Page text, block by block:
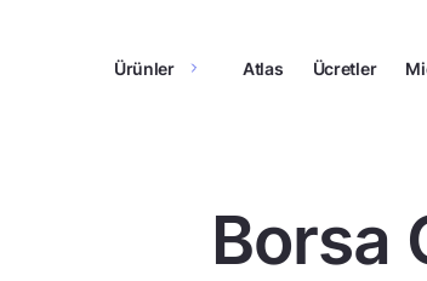
Ürünler Atlas Ücretler
Borsa